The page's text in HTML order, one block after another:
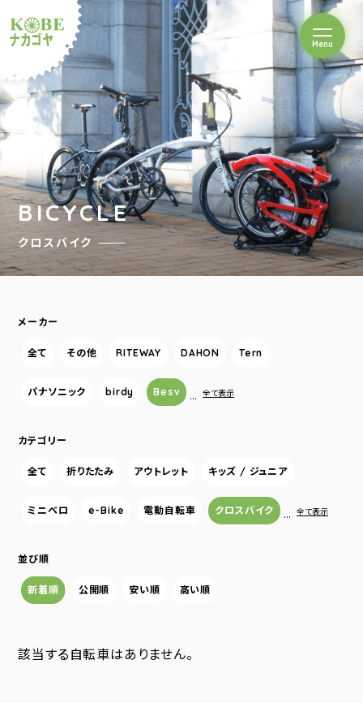
ルショップナカゴヤ
Menuを開閉
BICYCLE
クロスバイク
メーカー
全て その他 RITEWAY DAHON Tern
パナソニック birdy Besv … 全て表示
カテゴリー
全て 折りたたみ アウトレット キッズ / ジュニア
ミニベロ e-Bike 電動自転車 クロスバイク … 全て表示
並び順
新着順 公開順 安い順 高い順
該当する自転車はありません。